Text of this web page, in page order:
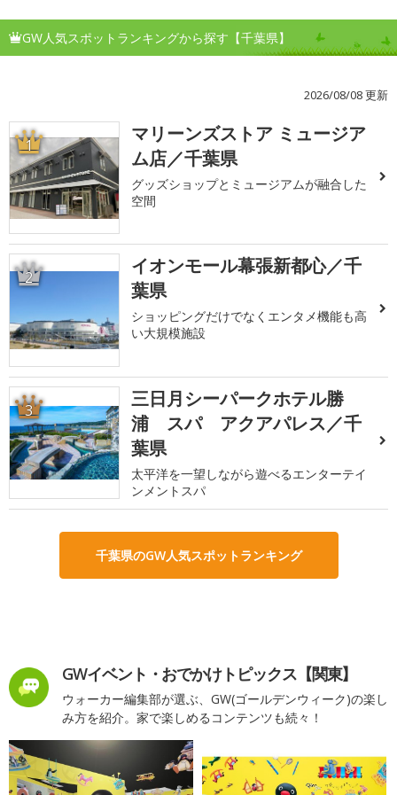
GW人気スポットランキングから探す【千葉県】
2026/08/08 更新
1
マリーンズストア ミュージア
ム店／千葉県
グッズショップとミュージアムが融合した
空間
2
イオンモール幕張新都心／千
葉県
ショッピングだけでなくエンタメ機能も高
い大規模施設
3
三日月シーパークホテル勝
浦 スパ アクアパレス／千
葉県
太平洋を一望しながら遊べるエンターテイ
ンメントスパ
千葉県のGW人気スポットランキング
GWイベント・おでかけトピックス【関東】
ウォーカー編集部が選ぶ、GW(ゴールデンウィーク)の楽し
み方を紹介。家で楽しめるコンテンツも続々！